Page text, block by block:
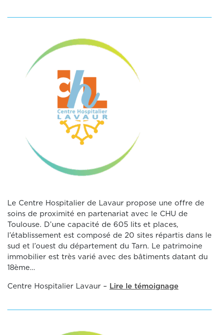
Le Centre Hospitalier de Lavaur propose une offre de
soins de proximité en partenariat avec le CHU de
Toulouse. D’une capacité de 605 lits et places,
l’établissement est composé de 20 sites répartis dans le
sud et l’ouest du département du Tarn. Le patrimoine
immobilier est très varié avec des bâtiments datant du
18ème…
Centre Hospitalier Lavaur – Lire le témoignage